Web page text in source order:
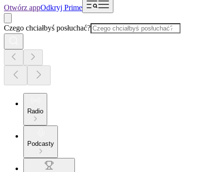
Otwórz appOdkryj Prime
Czego chciałbyś posłuchać?
Radio
Podcasty